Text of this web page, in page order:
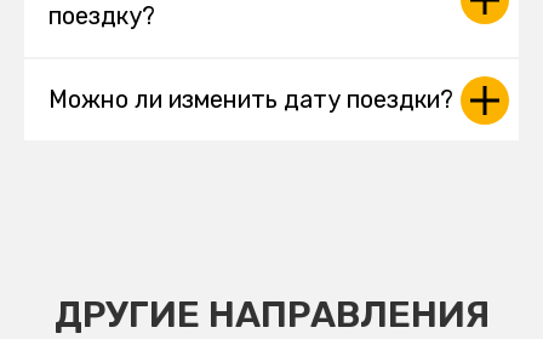
поездку?
Можно ли изменить дату поездки?
ДРУГИЕ НАПРАВЛЕНИЯ